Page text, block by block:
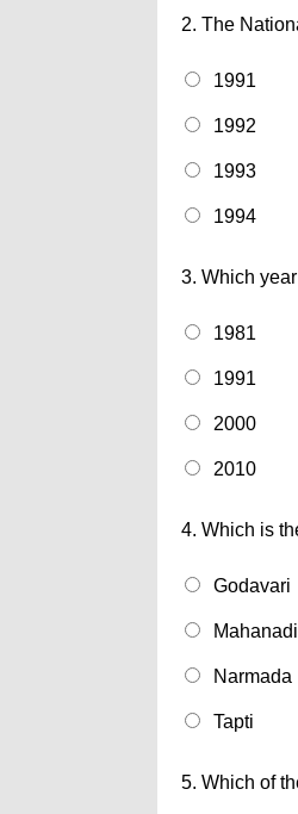
2. The
1991
1992
1993
1994
3. Which
1981
1991
2000
2010
4. Which is
Godavari
Mahanadi
Narmada
Tapti
5. Which of